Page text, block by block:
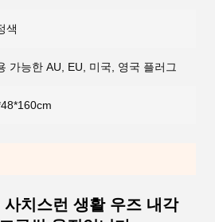
색
가능한 AU, EU, 미국, 영국 플러그
치스런 생활 우즈 내각